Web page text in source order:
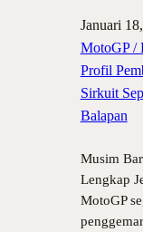
Januari
MotoGP /
Profil
Sirkuit
Balapan
Musim
Lengkap
MotoGP